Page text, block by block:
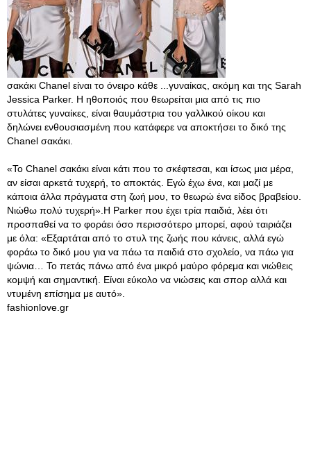
σακάκι Chanel είναι το όνειρο κάθε ...γυναίκας, ακόμη και της Sarah
Jessica Parker. H ηθοποιός που θεωρείται μια από τις πιο
στυλάτες γυναίκες, είναι θαυμάστρια του γαλλικού οίκου και
δηλώνει ενθουσιασμένη που κατάφερε να αποκτήσει το δικό της
Chanel σακάκι.
«To Chanel σακάκι είναι κάτι που το σκέφτεσαι, και ίσως μια μέρα,
αν είσαι αρκετά τυχερή, το αποκτάς. Εγώ έχω ένα, και μαζί με
κάποια άλλα πράγματα στη ζωή μου, το θεωρώ ένα είδος βραβείου.
Νιώθω πολύ τυχερή».Η Parker που έχει τρία παιδιά, λέει ότι
προσπαθεί να το φοράει όσο περισσότερο μπορεί, αφού ταιριάζει
με όλα: «Εξαρτάται από το στυλ της ζωής που κάνεις, αλλά εγώ
φοράω το δικό μου για να πάω τα παιδιά στο σχολείο, να πάω για
ψώνια… Το πετάς πάνω από ένα μικρό μαύρο φόρεμα και νιώθεις
κομψή και σημαντική. Είναι εύκολο να νιώσεις και σπορ αλλά και
ντυμένη επίσημα με αυτό».
fashionlove.gr